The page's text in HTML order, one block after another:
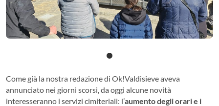
Come già la nostra redazione di Ok!Valdisieve aveva
annunciato nei giorni scorsi, da oggi alcune novità
interesseranno i servizi cimiteriali: l’aumento degli orari e i